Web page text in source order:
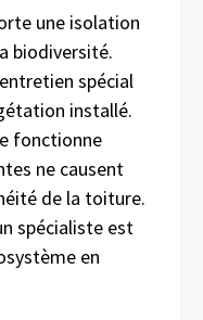
une isolation
biodiversité.
spécial
installé.
fonctionne
ne causent
de la toiture.
spécialiste est
en